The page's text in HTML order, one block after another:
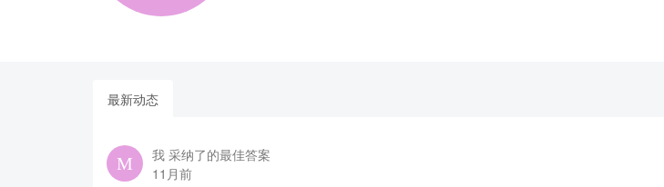
最新动态
我 采纳了的最佳答案
11月前